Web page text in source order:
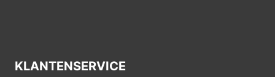
KLANTENSERVICE